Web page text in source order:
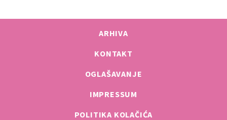
ARHIVA
KONTAKT
OGLAŠAVANJE
IMPRESSUM
POLITIKA KOLAČIĆA